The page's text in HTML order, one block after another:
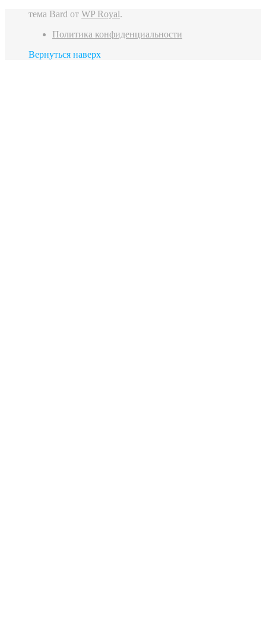
тема Bard от WP Royal.
Политика конфиденциальности
Вернуться наверх